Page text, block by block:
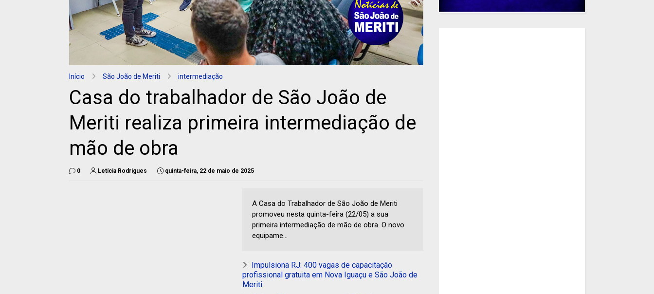
Início São João de Meriti intermediação
Casa do trabalhador de São João de
Meriti realiza primeira intermediação de
mão de obra
0 Letícia Rodrigues quinta-feira, 22 de maio de 2025
A Casa do Trabalhador de São João de Meriti
promoveu nesta quinta-feira (22/05) a sua
primeira intermediação de mão de obra. O novo
equipame...
Impulsiona RJ: 400 vagas de capacitação
profissional gratuita em Nova Iguaçu e São João de
Meriti